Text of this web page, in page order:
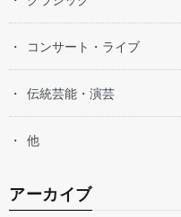
コンサート・ライブ
伝統芸能・演芸
他
アーカイブ